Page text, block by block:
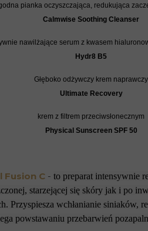
pianka oczyszczająca, redukująca
Calmwise Soothing Cleanser
nawilżające serum z kwasem
Hydr8 B5
Głęboko odżywczy krem naprawczy
Ultimate Recovery
krem z filtrem przeciwsłonecznym
Physical Sunscreen SPF 50
Fusion C - to preparat intensywnie
starzejącej się skóry jak i po
Przyspiesza wchłanianie siniaków,
powstawaniu przebarwień